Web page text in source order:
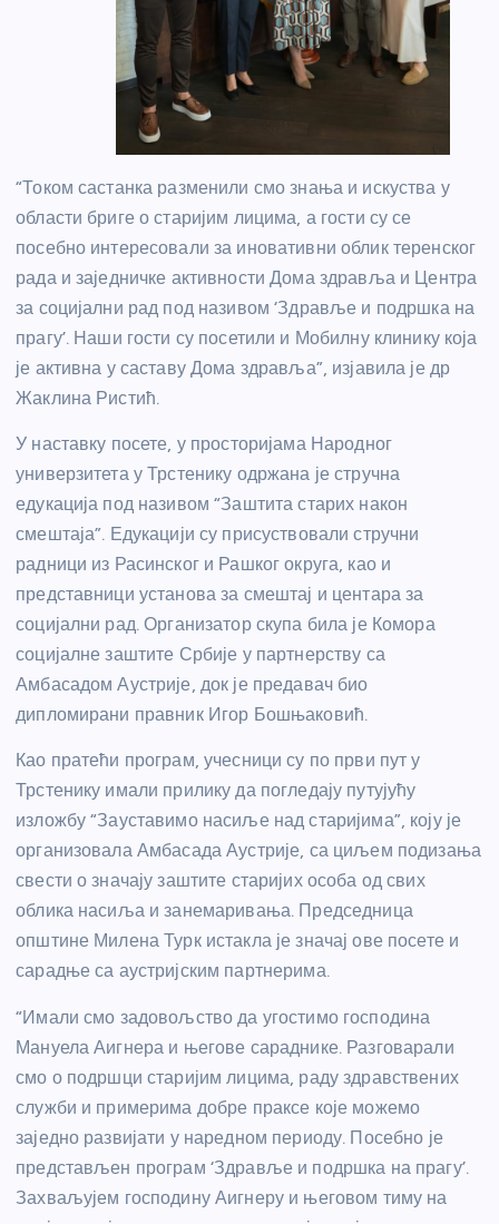
“Током састанка разменили смо знања и искуства у
области бриге о старијим лицима, а гости су се
посебно интересовали за иновативни облик теренског
рада и заједничке активности Дома здравља и Центра
за социјални рад под називом ‘Здравље и подршка на
прагу’. Наши гости су посетили и Мобилну клинику која
је активна у саставу Дома здравља”, изјавила је др
Жаклина Ристић.
У наставку посете, у просторијама Народног
универзитета у Трстенику одржана је стручна
едукација под називом “Заштита старих након
смештаја”. Едукацији су присуствовали стручни
радници из Расинског и Рашког округа, као и
представници установа за смештај и центара за
социјални рад. Организатор скупа била је Комора
социјалне заштите Србије у партнерству са
Амбасадом Аустрије, док је предавач био
дипломирани правник Игор Бошњаковић.
Као пратећи програм, учесници су по први пут у
Трстенику имали прилику да погледају путујућу
изложбу “Зауставимо насиље над старијима”, коју је
организовала Амбасада Аустрије, са циљем подизања
свести о значају заштите старијих особа од свих
облика насиља и занемаривања. Председница
општине Милена Турк истакла је значај ове посете и
сарадње са аустријским партнерима.
“Имали смо задовољство да угостимо господина
Мануела Аигнера и његове сараднике. Разговарали
смо о подршци старијим лицима, раду здравствених
служби и примерима добре праксе које можемо
заједно развијати у наредном периоду. Посебно је
представљен програм ‘Здравље и подршка на прагу’.
Захваљујем господину Аигнеру и његовом тиму на